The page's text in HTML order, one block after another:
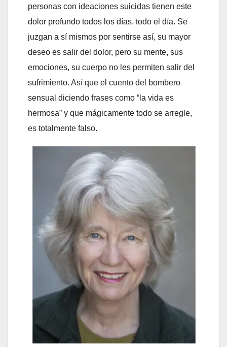
personas con ideaciones suicidas tienen este
dolor profundo todos los días, todo el día. Se
juzgan a sí mismos por sentirse así, su mayor
deseo es salir del dolor, pero su mente, sus
emociones, su cuerpo no les permiten salir del
sufrimiento. Así que el cuento del bombero
sensual diciendo frases como “la vida es
hermosa” y que mágicamente todo se arregle,
es totalmente falso.